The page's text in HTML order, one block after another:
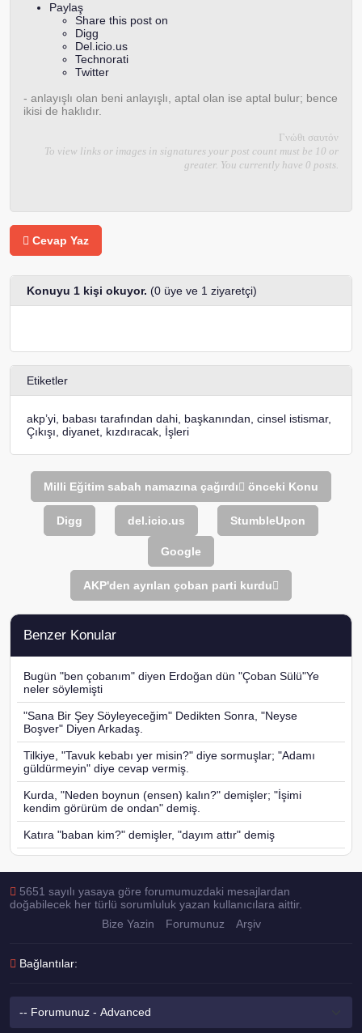
Paylaş
Share this post on
Digg
Del.icio.us
Technorati
Twitter
- anlayışlı olan beni anlayışlı, aptal olan ise aptal bulur; bence
ikisi de haklıdır.
Γνώθι σαυτόν
To view links or images in signatures your post count must be 10 or
greater. You currently have 0 posts.
Cevap Yaz
Konuyu 1 kişi okuyor. (0 üye ve 1 ziyaretçi)
Etiketler
akp’yi, babası tarafından dahi, başkanından, cinsel istismar,
Çıkışı, diyanet, kızdıracak, İşleri
Milli Eğitim sabah namazına çağırdı önceki Konu
Digg del.icio.us StumbleUpon
Google
AKP'den ayrılan çoban parti kurdu
Benzer Konular
Bugün "ben çobanım" diyen Erdoğan dün "Çoban Sülü"Ye
neler söylemişti
"Sana Bir Şey Söyleyeceğim" Dedikten Sonra, "Neyse
Boşver" Diyen Arkadaş.
Tilkiye, "Tavuk kebabı yer misin?" diye sormuşlar; "Adamı
güldürmeyin" diye cevap vermiş.
Kurda, "Neden boynun (ensen) kalın?" demişler; "İşimi
kendim görürüm de ondan" demiş.
Katıra "baban kim?" demişler, "dayım attır" demiş
5651 sayılı yasaya göre forumumuzdaki mesajlardan
doğabilecek her türlü sorumluluk yazan kullanıcılara aittir.
Bize Yazin
Forumunuz Arşiv
Bağlantılar: